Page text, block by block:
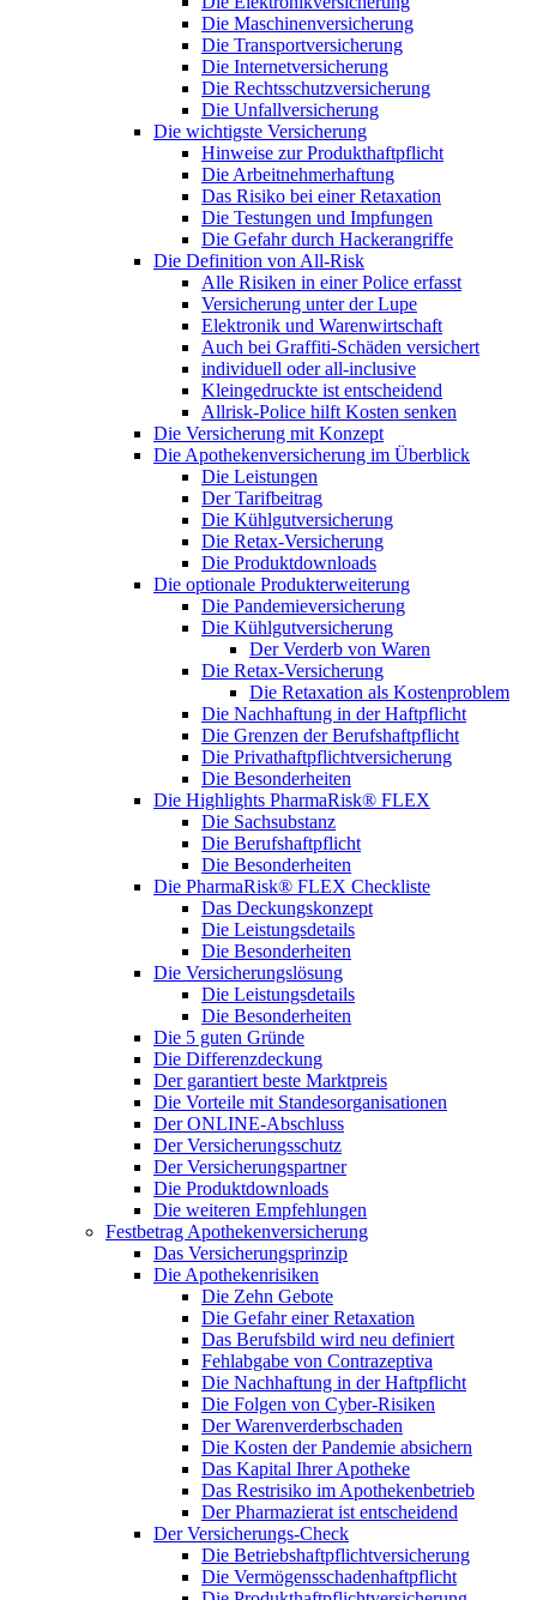
Die Maschinenversicherung
Die Transportversicherung
Die Internetversicherung
Die Rechtsschutzversicherung
Die Unfallversicherung
Die wichtigste Versicherung
Hinweise zur Produkthaftpflicht
Die Arbeitnehmerhaftung
Das Risiko bei einer Retaxation
Die Testungen und Impfungen
Die Gefahr durch Hackerangriffe
Die Definition von All-Risk
Alle Risiken in einer Police erfasst
Versicherung unter der Lupe
Elektronik und Warenwirtschaft
Auch bei Graffiti-Schäden versichert
individuell oder all-inclusive
Kleingedruckte ist entscheidend
Allrisk-Police hilft Kosten senken
Die Versicherung mit Konzept
Die Apothekenversicherung im Überblick
Die Leistungen
Der Tarifbeitrag
Die Kühlgutversicherung
Die Retax-Versicherung
Die Produktdownloads
Die optionale Produkterweiterung
Die Pandemieversicherung
Die Kühlgutversicherung
Der Verderb von Waren
Die Retax-Versicherung
Die Retaxation als Kostenproblem
Die Nachhaftung in der Haftpflicht
Die Grenzen der Berufshaftpflicht
Die Privathaftpflichtversicherung
Die Besonderheiten
Die Highlights PharmaRisk® FLEX
Die Sachsubstanz
Die Berufshaftpflicht
Die Besonderheiten
Die PharmaRisk® FLEX Checkliste
Das Deckungskonzept
Die Leistungsdetails
Die Besonderheiten
Die Versicherungslösung
Die Leistungsdetails
Die Besonderheiten
Die 5 guten Gründe
Die Differenzdeckung
Der garantiert beste Marktpreis
Die Vorteile mit Standesorganisationen
Der ONLINE-Abschluss
Der Versicherungsschutz
Der Versicherungspartner
Die Produktdownloads
Die weiteren Empfehlungen
Festbetrag Apothekenversicherung
Das Versicherungsprinzip
Die Apothekenrisiken
Die Zehn Gebote
Die Gefahr einer Retaxation
Das Berufsbild wird neu definiert
Fehlabgabe von Contrazeptiva
Die Nachhaftung in der Haftpflicht
Die Folgen von Cyber-Risiken
Der Warenverderbschaden
Die Kosten der Pandemie absichern
Das Kapital Ihrer Apotheke
Das Restrisiko im Apothekenbetrieb
Der Pharmazierat ist entscheidend
Der Versicherungs-Check
Die Betriebshaftpflichtversicherung
Die Vermögensschadenhaftpflicht